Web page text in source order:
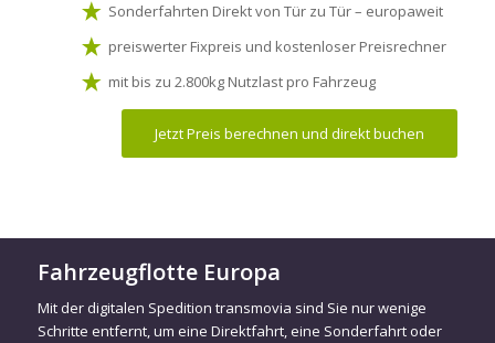
Sonderfahrten Direkt von Tür zu Tür – europaweit
preiswerter Fixpreis und kostenloser Preisrechner
mit bis zu 2.800kg Nutzlast pro Fahrzeug
Jetzt Preis berechnen und direkt buchen
Fahrzeugflotte Europa
Mit der digitalen Spedition transmovia sind Sie nur wenige
Schritte entfernt, um eine Direktfahrt, eine Sonderfahrt oder